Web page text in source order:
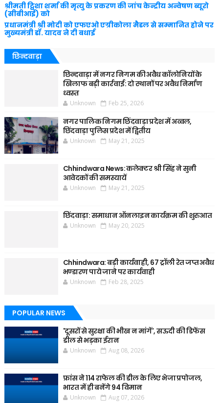
श्रीमती ट्विशा शर्मा की मृत्यु के प्रकरण की जांच केन्द्रीय अन्वेषण ब्यूरो
(सीबीआई) को
प्रधानमंत्री श्री मोदी को एफएओ एग्रीकोला मैडल से सम्मानित होने पर
मुख्यमंत्री डॉ. यादव ने दी बधाई
छिन्दवाड़ा
छिन्दवाड़ा में नगर निगम की अवैध कॉलोनियों के
खिलाफ बड़ी कार्रवाई: दो स्थानों पर अवैध निर्माण
ध्वस्त
Unknown Feb 25, 2026
नगर पालिक निगम छिंदवाड़ा प्रदेश में अव्वल,
छिंदवाड़ा पुलिस प्रदेश में द्वितीय
Unknown May 21, 2025
Chhindwara News: कलेक्टर श्री सिंह ने सुनी
आवेदकों की समस्यायें
Unknown May 21, 2025
छिंदवाड़ा: समाधान ऑनलाइन कार्यक्रम की शुरुआत
Unknown May 20, 2025
Chhindwara: बड़ी कार्यवाही, 67 ट्रॉली रेत जप्त अवैध
भण्डारण पाये जाने पर कार्यवाही
Unknown Feb 28, 2025
POPULAR NEWS
'दूसरों से सुरक्षा की भीख न मांगें', सऊदी की डिफेंस
डील से भड़का ईरान
Unknown Aug 08, 2026
फ्रांस ने 114 राफेल की डील के लिए भेजा प्रपोजल,
भारत में ही बनेंगे 94 विमान
Unknown Aug 07, 2026